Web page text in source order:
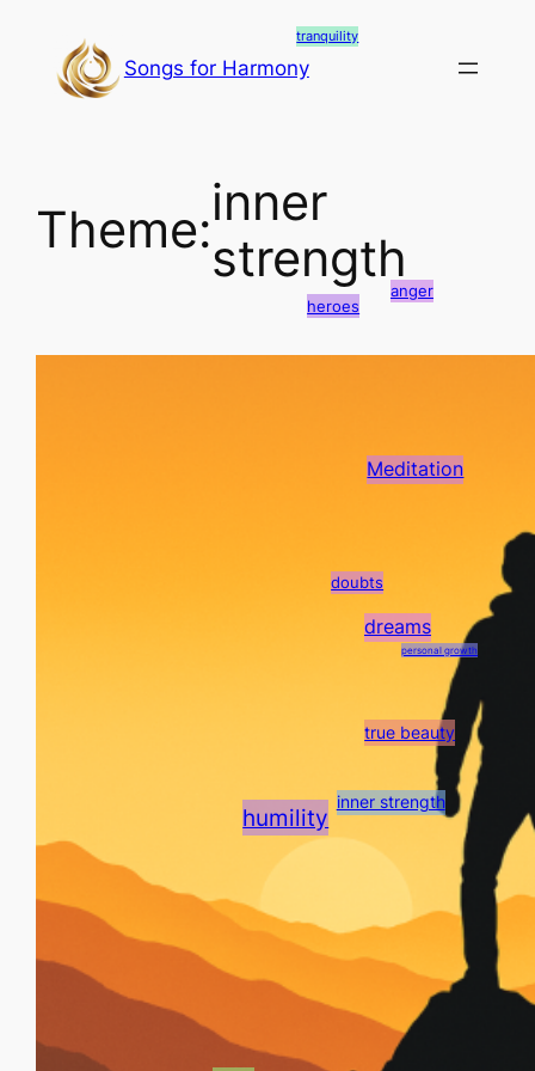
content
Songs for Harmony
Theme:inner
strength
Never give up!
anger
doubts
dreams
heroes
humility
inner strength
Meditation
personal growth
tranquility
true beauty